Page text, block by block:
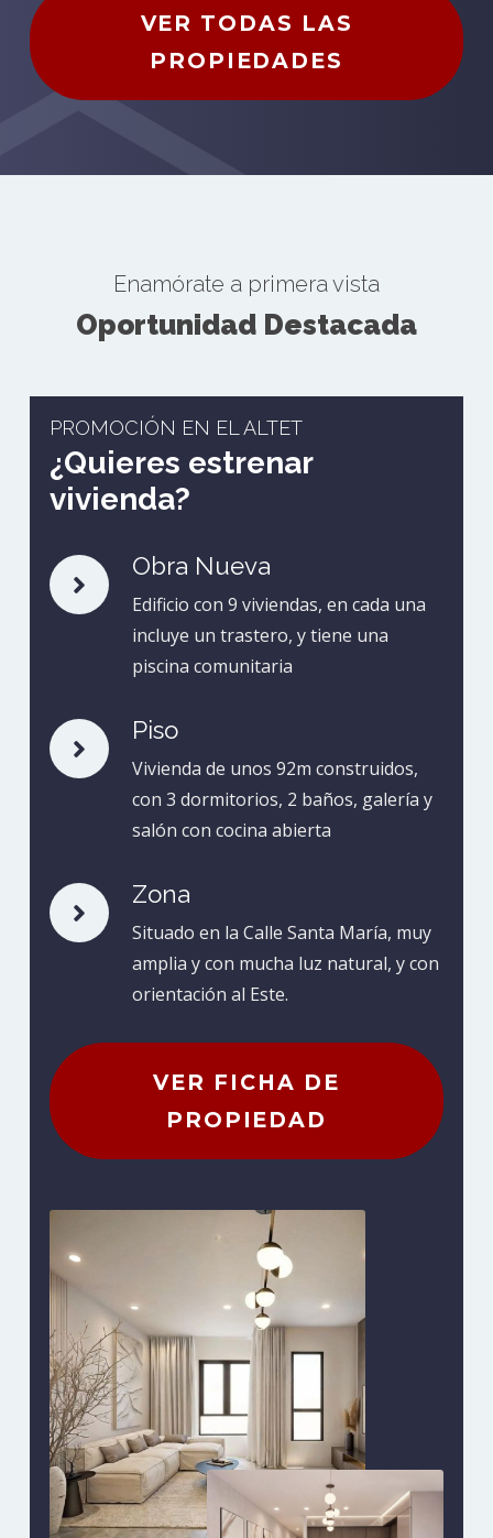
VER TODAS LAS
PROPIEDADES
Enamórate a primera vista
Oportunidad Destacada
PROMOCIÓN EN EL ALTET
¿Quieres estrenar
vivienda?

Obra Nueva
Edificio con 9 viviendas, en cada una
incluye un trastero, y tiene una
piscina comunitaria

Piso
Vivienda de unos 92m construidos,
con 3 dormitorios, 2 baños, galería y
salón con cocina abierta

Zona
Situado en la Calle Santa María, muy
amplia y con mucha luz natural, y con
orientación al Este.
VER FICHA DE
PROPIEDAD